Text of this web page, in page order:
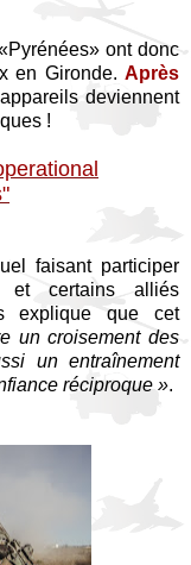
ont donc
en Gironde. Après
deviennent
!
faisant participer
et certains alliés
explique que cet
un croisement des
un entraînement
réciproque ».